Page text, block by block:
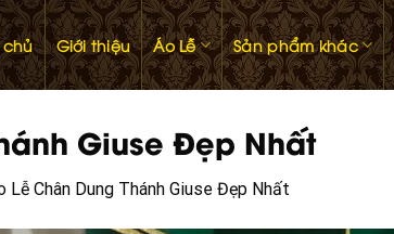
chủ Giới thiệu Áo Lễ Sản phẩm khác
Giuse Đẹp Nhất
Lễ Chân Dung Thánh Giuse Đẹp Nhất